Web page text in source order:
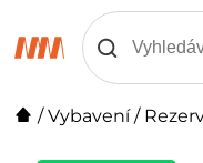
/Vybavení/